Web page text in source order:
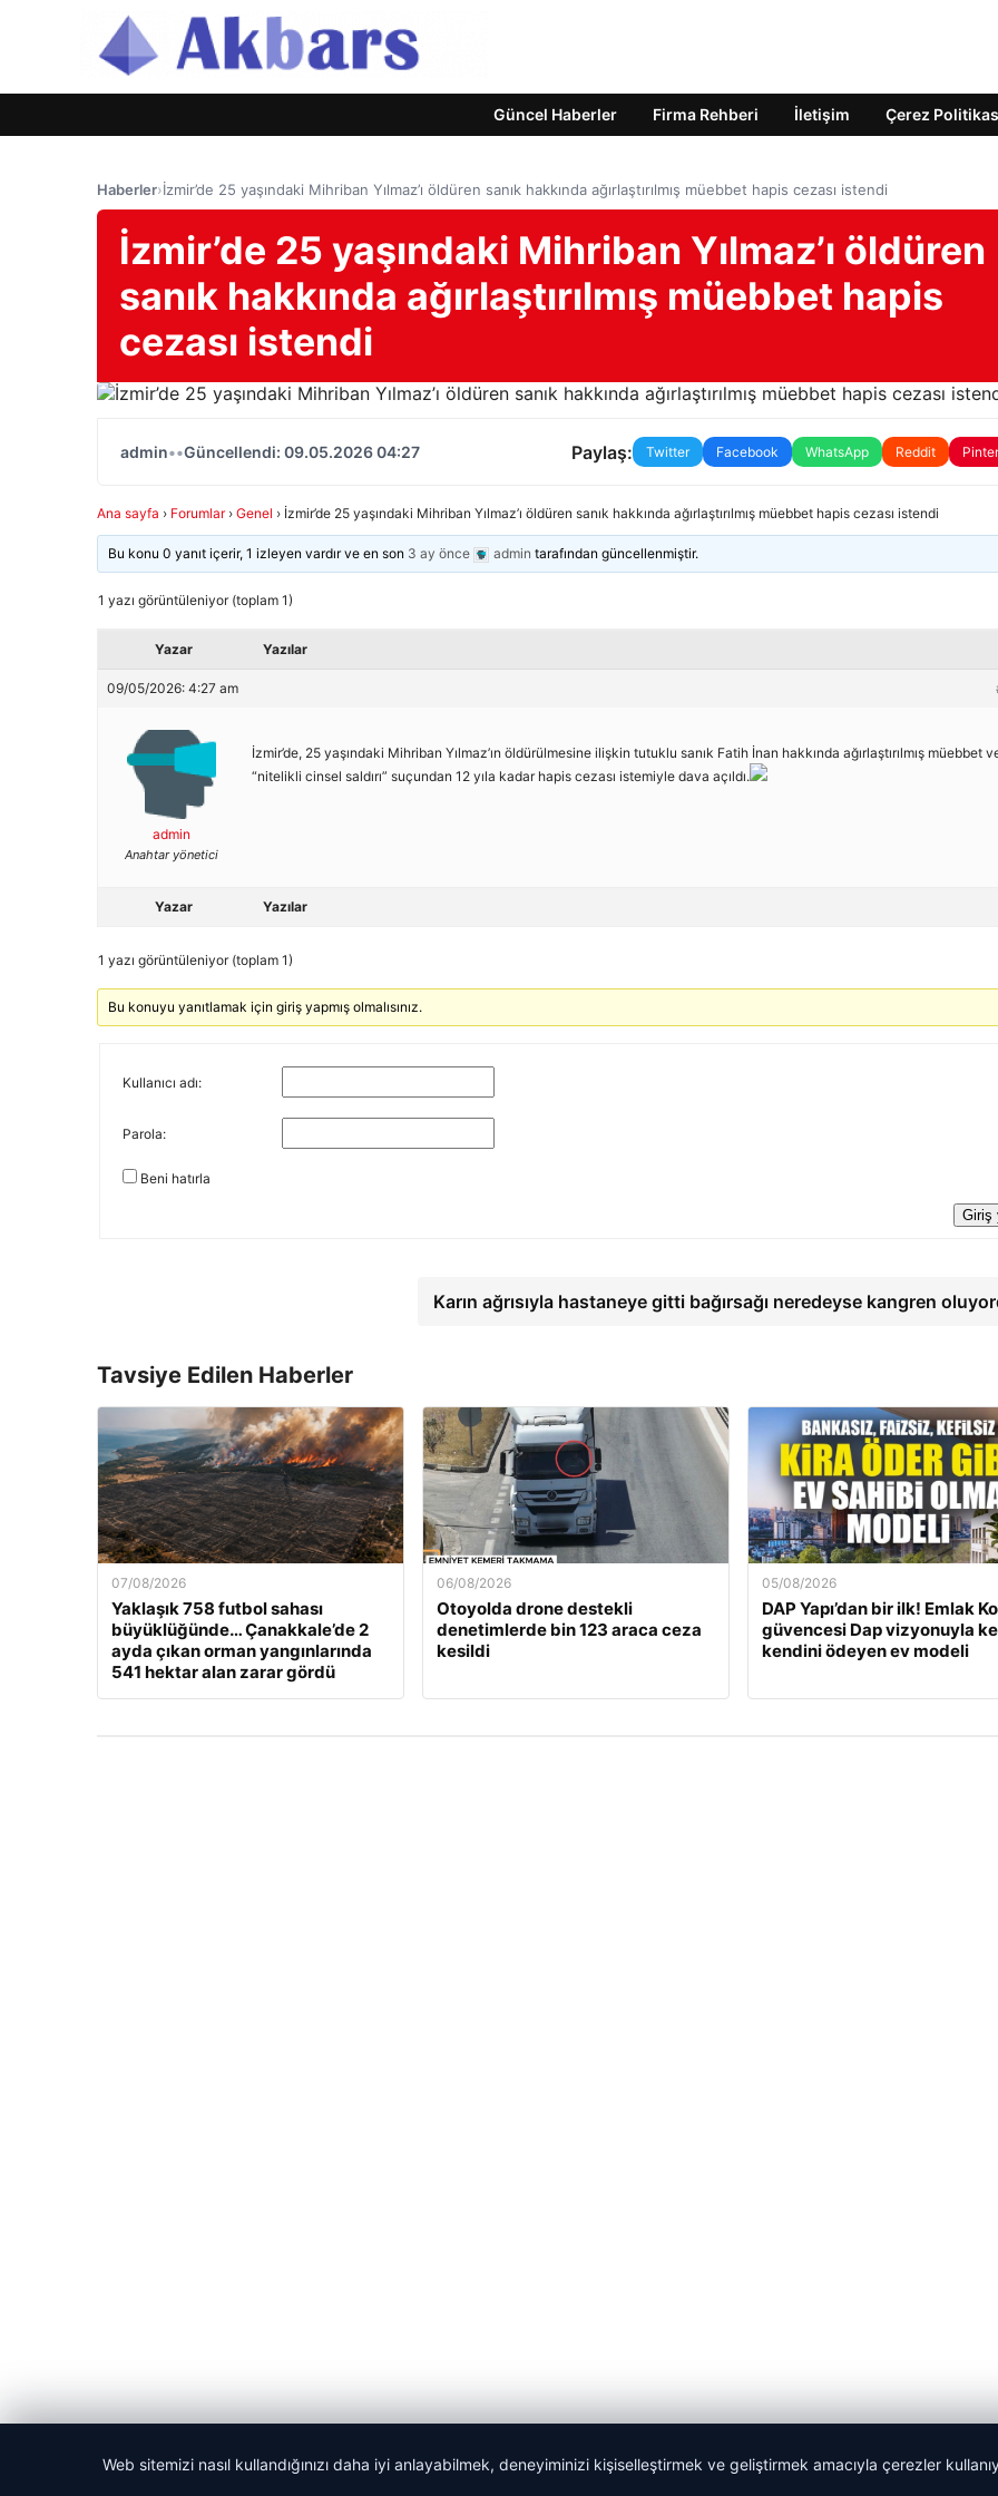
Güncel Haberler Firma Rehberi İletişim Çerez
Haberler›İzmir’de 25 yaşındaki Mihriban Yılmaz’ı öldüren sanık hakkında ağırlaştırılmış müebbet hapis cezası istendi
İzmir’de 25 yaşındaki Mihriban Yılmaz’ı öldüren
sanık hakkında ağırlaştırılmış müebbet hapis
cezası istendi
admin••Güncellendi: 09.05.2026 04:27 Paylaş: Twitter Facebook WhatsApp Reddit
Ana sayfa › Forumlar › Genel › İzmir’de 25 yaşındaki Mihriban Yılmaz’ı öldüren sanık hakkında ağırlaştırılmış müebbet hapis cezası istendi
Bu konu 0 yanıt içerir, 1 izleyen vardır ve en son 3 ay önce admin tarafından güncellenmiştir.
1 yazı görüntüleniyor (toplam 1)
Yazar Yazılar
09/05/2026: 4:27 am
admin
Anahtar yönetici
İzmir’de, 25 yaşındaki Mihriban Yılmaz’ın öldürülmesine ilişkin tutuklu sanık Fatih İnan hakkında ağırlaştırılmış müebbet
“nitelikli cinsel saldırı” suçundan 12 yıla kadar hapis cezası istemiyle dava açıldı.
Yazar Yazılar
1 yazı görüntüleniyor (toplam 1)
Bu konuyu yanıtlamak için giriş yapmış olmalısınız.
Kullanıcı adı:
Parola:
Beni hatırla
Giriş
Karın ağrısıyla hastaneye gitti bağırsağı neredeyse kangren
Tavsiye Edilen Haberler
07/08/2026
Yaklaşık 758 futbol sahası
büyüklüğünde… Çanakkale’de 2
ayda çıkan orman yangınlarında
541 hektar alan zarar gördü
06/08/2026
Otoyolda drone destekli
denetimlerde bin 123 araca ceza
kesildi
05/08/2026
DAP Yapı’dan bir ilk! Emlak
güvencesi Dap vizyonuyla
kendini ödeyen ev modeli
© 2026 Akbars Haber
Web sitemizi nasıl kullandığınızı daha iyi anlayabilmek, deneyiminizi kişiselleştirmek ve geliştirmek amacıyla çerezler